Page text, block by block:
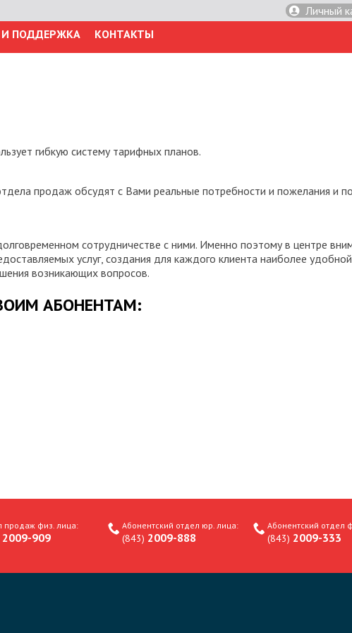
Личный
ПОДДЕРЖКА КОНТАКТЫ
гибкую систему тарифных планов.
продаж обсудят с Вами реальные потребности и пожелания и
сотрудничестве с ними. Именно поэтому в центре
услуг, создания для каждого клиента наиболее
возникающих вопросов.
АБОНЕНТАМ:
продаж физ. лица:
2009-909
Абонентский отдел юр. лица:
(843) 2009-888
Абонентский отдел
(843) 2009-333